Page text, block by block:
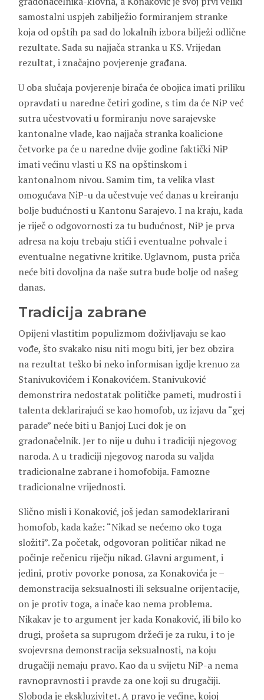
samostalni uspjeh zabilježio formiranjem stranke
koja od opštih pa sad do lokalnih izbora bilježi odlične
rezultate. Sada su najjača stranka u KS. Vrijedan
rezultat, i značajno povjerenje građana.
U oba slučaja povjerenje birača će obojica imati priliku
opravdati u naredne četiri godine, s tim da će NiP već
sutra učestvovati u formiranju nove sarajevske
kantonalne vlade, kao najjača stranka koalicione
četvorke pa će u naredne dvije godine faktički NiP
imati većinu vlasti u KS na opštinskom i
kantonalnom nivou. Samim tim, ta velika vlast
omogućava NiP-u da učestvuje već danas u kreiranju
bolje budućnosti u Kantonu Sarajevo. I na kraju, kada
je riječ o odgovornosti za tu budućnost, NiP je prva
adresa na koju trebaju stići i eventualne pohvale i
eventualne negativne kritike. Uglavnom, pusta priča
neće biti dovoljna da naše sutra bude bolje od našeg
danas.
Tradicija zabrane
Opijeni vlastitim populizmom doživljavaju se kao
vođe, što svakako nisu niti mogu biti, jer bez obzira
na rezultat teško bi neko informisan igdje krenuo za
Stanivukovićem i Konakovićem. Stanivuković
demonstrira nedostatak političke pameti, mudrosti i
talenta deklarirajući se kao homofob, uz izjavu da “gej
parade” neće biti u Banjoj Luci dok je on
gradonačelnik. Jer to nije u duhu i tradiciji njegovog
naroda. A u tradiciji njegovog naroda su valjda
tradicionalne zabrane i homofobija. Famozne
tradicionalne vrijednosti.
Slično misli i Konaković, još jedan samodeklarirani
homofob, kada kaže: “Nikad se nećemo oko toga
složiti”. Za početak, odgovoran političar nikad ne
počinje rečenicu riječju nikad. Glavni argument, i
jedini, protiv povorke ponosa, za Konakovića je –
demonstracija seksualnosti ili seksualne orijentacije,
on je protiv toga, a inače kao nema problema.
Nikakav je to argument jer kada Konaković, ili bilo ko
drugi, prošeta sa suprugom držeći je za ruku, i to je
svojevrsna demonstracija seksualnosti, na koju
drugačiji nemaju pravo. Kao da u svijetu NiP-a nema
ravnopravnosti i pravde za one koji su drugačiji.
Sloboda je ekskluzivitet. A pravo je većine, kojoj